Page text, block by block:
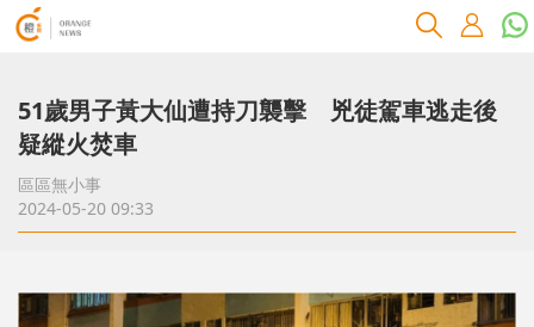
51歲男子黃大仙遭持刀襲擊 兇徒駕車逃走後
疑縱火焚車
區區無小事
2024-05-20 09:33